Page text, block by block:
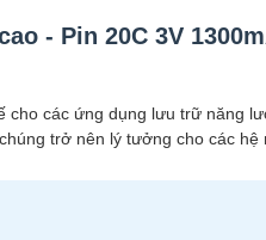
- Pin 20C 3V
cho các ứng dụng lưu trữ năng
trở nên lý tưởng cho các hệ